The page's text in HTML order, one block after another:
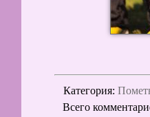
Категория:
Всего